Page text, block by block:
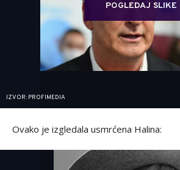
POGLEDAJ SLIKE
IZVOR: PROFIMEDIA
Ovako je izgledala usmrćena Halina: